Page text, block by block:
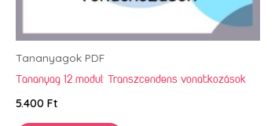
Tananyagok PDF
Tananyag 12.modul: Transzcendens vonatkozások
5.400 Ft